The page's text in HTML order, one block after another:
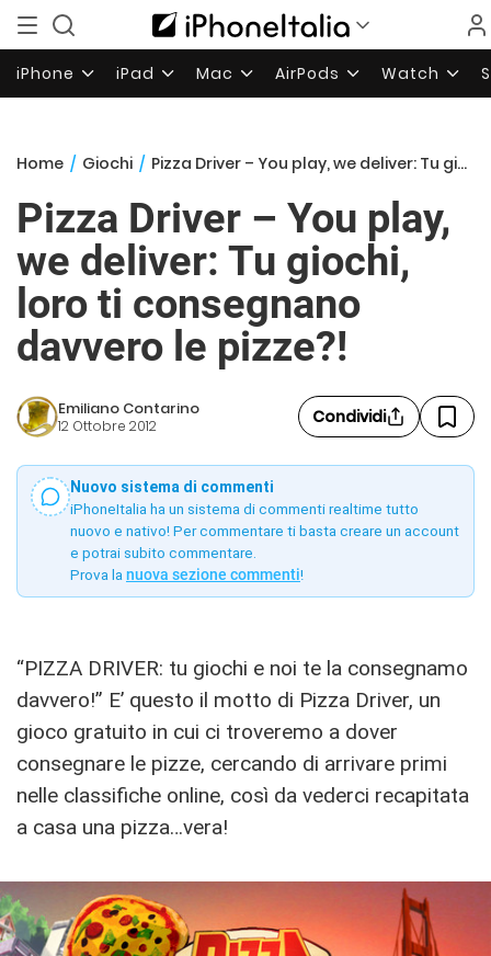
iPhone iPad Mac AirPods Watch
Home / Giochi / Pizza Driver – You play, we deliver: Tu giochi, loro ti consegnano davvero le pizze?!
Pizza Driver – You play,
we deliver: Tu giochi,
loro ti consegnano
davvero le pizze?!
Emiliano Contarino
12 Ottobre 2012 Condividi
Nuovo sistema di commenti
iPhoneItalia ha un sistema di commenti realtime tutto
nuovo e nativo! Per commentare ti basta creare un account
e potrai subito commentare.
Prova la nuova sezione commenti!
“PIZZA DRIVER: tu giochi e noi te la consegnamo
davvero!” E’ questo il motto di Pizza Driver, un
gioco gratuito in cui ci troveremo a dover
consegnare le pizze, cercando di arrivare primi
nelle classifiche online, così da vederci recapitata
a casa una pizza…vera!